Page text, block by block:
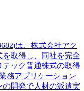
は、株式会社アク
を取得し、同社を完全
ック普通株式の取得
務アプリケーション
開発で人材の派遣実